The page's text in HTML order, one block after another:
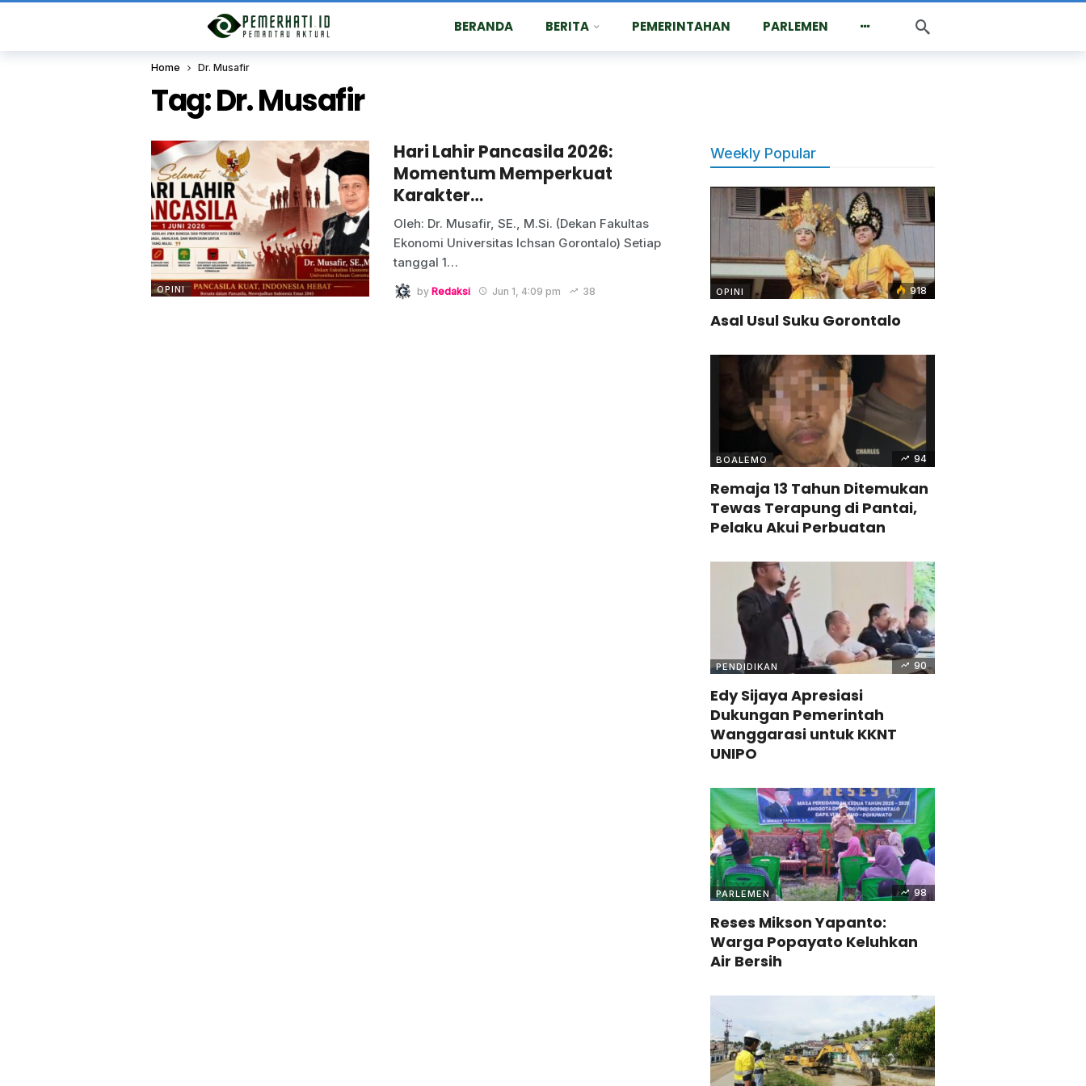
BERANDA BERITA PEMERINTAHAN PARLEMEN
Home Dr. Musafir
Tag:Dr. Musafir
OPINI
Hari Lahir Pancasila 2026:
Momentum Memperkuat
Karakter…
Oleh: Dr. Musafir, SE., M.Si. (Dekan Fakultas
Ekonomi Universitas Ichsan Gorontalo) Setiap
tanggal 1…
by Redaksi Jun 1, 4:09 pm 38
Weekly Popular
OPINI 918
Asal Usul Suku Gorontalo
BOALEMO 94
Remaja 13 Tahun Ditemukan
Tewas Terapung di Pantai,
Pelaku Akui Perbuatan
PENDIDIKAN 90
Edy Sijaya Apresiasi
Dukungan Pemerintah
Wanggarasi untuk KKNT
UNIPO
PARLEMEN 98
Reses Mikson Yapanto:
Warga Popayato Keluhkan
Air Bersih